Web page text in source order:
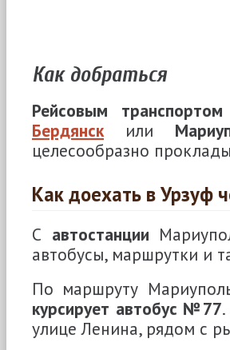
Как добраться
Рейсовым транспортом
Бердянскили
целесообразно
Как доехать в Урзуф
С автостанции
автобусы, маршрутки и
По маршруту
курсирует автобус №77
улице Ленина, рядом с